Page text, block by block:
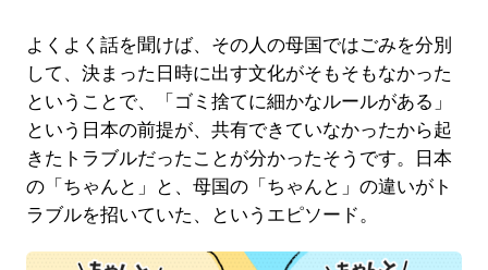
よくよく話を聞けば、その人の母国ではごみを分別
して、決まった日時に出す文化がそもそもなかった
ということで、「ゴミ捨てに細かなルールがある」
という日本の前提が、共有できていなかったから起
きたトラブルだったことが分かったそうです。日本
の「ちゃんと」と、母国の「ちゃんと」の違いがト
ラブルを招いていた、というエピソード。